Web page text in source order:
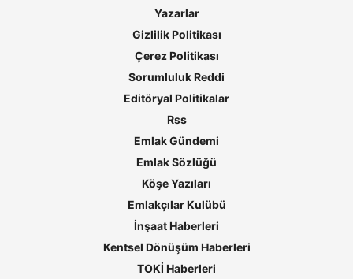
Yazarlar
Gizlilik Politikası
Çerez Politikası
Sorumluluk Reddi
Editöryal Politikalar
Rss
Emlak Gündemi
Emlak Sözlüğü
Köşe Yazıları
Emlakçılar Kulübü
İnşaat Haberleri
Kentsel Dönüşüm Haberleri
TOKİ Haberleri